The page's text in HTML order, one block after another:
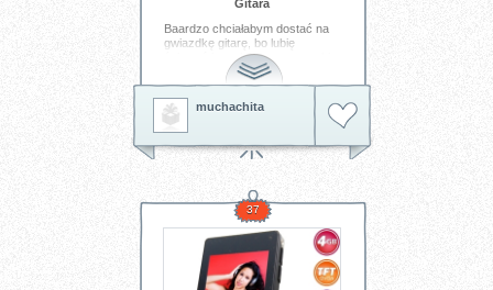
Gitara
Baardzo chciałabym dostać na
gwiazdkę gitarę, bo lubię
śpiewać i mogłabym sama sobie
przygrywać ;)
Tagi:
muchachita
37